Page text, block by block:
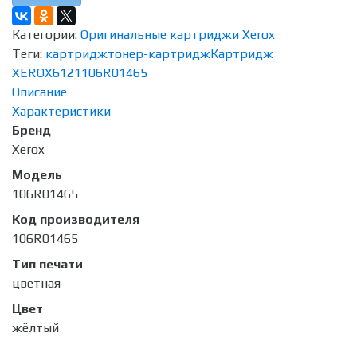
Категории: Оригинальные картриджи Xerox
Теги: картриджтонер-картриджКартридж
XEROX6121106R01465
Описание
Характеристики
Бренд
Xerox
Модель
106R01465
Код производителя
106R01465
Тип печати
цветная
Цвет
жёлтый